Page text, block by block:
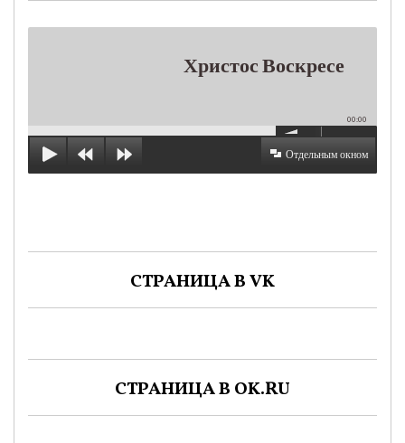
Христос Воскресе
00:00
Отдельным окном
СТРАНИЦА В VK
СТРАНИЦА В OK.RU